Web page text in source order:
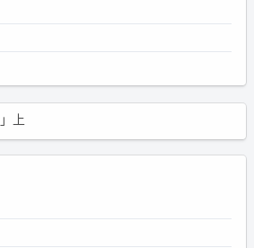
」上